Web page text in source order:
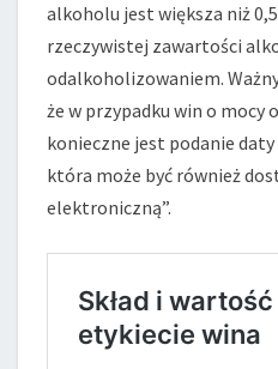
alkoholu jest większa niż
rzeczywistej zawartości
odalkoholizowaniem.
że w przypadku win o mocy
konieczne jest podanie
która może być również
elektroniczną”.